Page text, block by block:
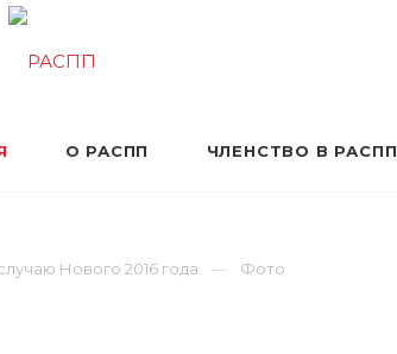
О РАСПП ЧЛЕНСТВО В РАСПП
Нового 2016 года Фото